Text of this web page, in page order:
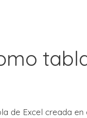
de Excel creada en